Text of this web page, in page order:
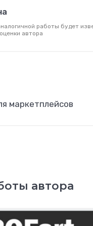
работы будет
автора
маркетплейсов
автора